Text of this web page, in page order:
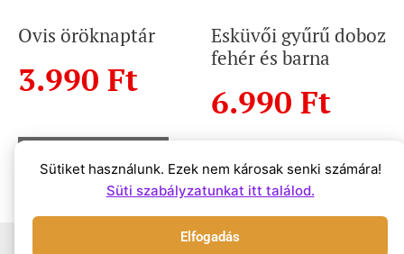
Sütiket használunk. Ezek nem károsak senki számára!
Süti szabályzatunkat itt találod.
Elfogadás
Ovis öröknaptár
3.990 Ft
Select options
Esküvői gyűrű doboz
fehér és barna
6.990 Ft
Select options